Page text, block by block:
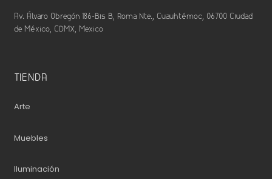
Av. Álvaro Obregón 186-Bis B, Roma Nte., Cuauhtémoc, 06700 Ciudad
de México, CDMX, Mexico
TIENDA
Arte
Muebles
Iluminación